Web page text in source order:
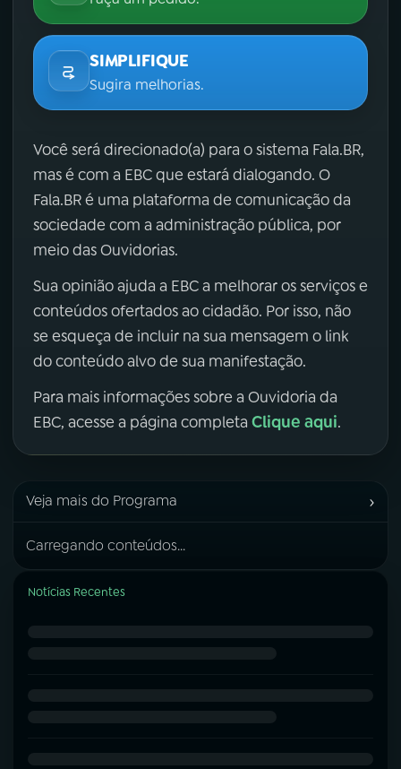
SIMPLIFIQUE
Sugira melhorias.
Você será direcionado(a) para o sistema Fala.BR,
mas é com a EBC que estará dialogando. O
Fala.BR é uma plataforma de comunicação da
sociedade com a administração pública, por
meio das Ouvidorias.
Sua opinião ajuda a EBC a melhorar os serviços e
conteúdos ofertados ao cidadão. Por isso, não
se esqueça de incluir na sua mensagem o link
do conteúdo alvo de sua manifestação.
Para mais informações sobre a Ouvidoria da
EBC, acesse a página completa Clique aqui.
Veja mais do Programa ›
Carregando conteúdos...
Notícias Recentes